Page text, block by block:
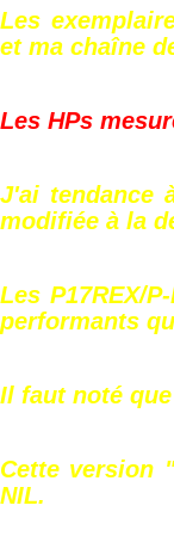
Les
et ma chaîne
Les HPs
J'ai tendance
modifiée à la
Les P17REX/
performants
Il faut noté
Cette version
NIL.